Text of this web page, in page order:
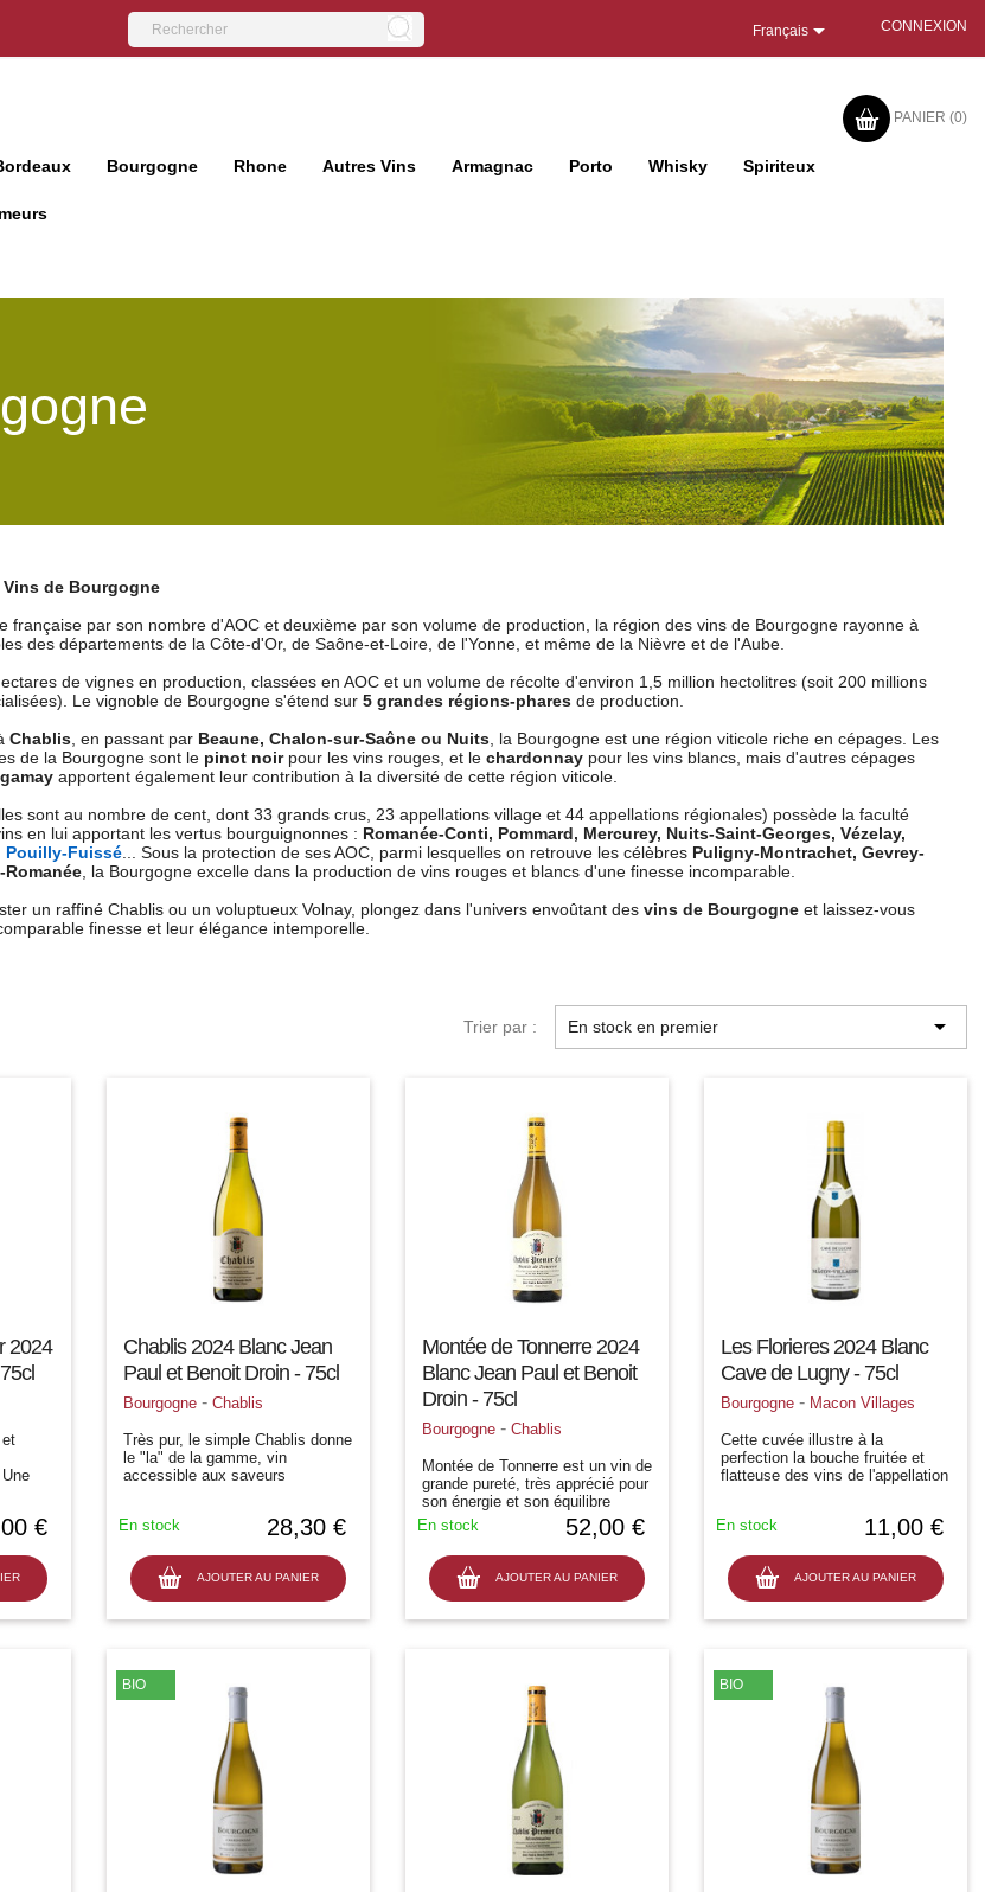
Français CONNEXION
PANIER (0)
Bourgogne Rhone Autres Vins Armagnac Porto Whisky Spiriteux
Vins de Bourgogne
française par son nombre d'AOC et deuxième par son volume de production, la région des vins de Bourgogne rayonne à
des départements de la Côte-d'Or, de Saône-et-Loire, de l'Yonne, et même de la Nièvre et de l'Aube.
de vignes en production, classées en AOC et un volume de récolte d'environ 1,5 million hectolitres (soit 200 millions
Le vignoble de Bourgogne s'étend sur 5 grandes régions-phares de production.
Chablis , en passant par Beaune, Chalon-sur-Saône ou Nuits , la Bourgogne est une région viticole riche en cépages. Les
de la Bourgogne sont le pinot noirpour les vins rouges, et le chardonnay pour les vins blancs, mais d'autres cépages
gamay apportent également leur contribution à la diversité de cette région viticole.
sont au nombre de cent, dont 33 grands crus, 23 appellations village et 44 appellations régionales) possède la faculté
en lui apportant les vertus bourguignonnes : Romanée-Conti, Pommard, Mercurey, Nuits-Saint-Georges, Vézelay,
Pouilly-Fuissé ... Sous la protection de ses AOC, parmi lesquelles on retrouve les célèbres Puligny-Montrachet, Gevrey-
Romanée , la Bourgogne excelle dans la production de vins rouges et blancs d'une finesse incomparable.
un raffiné Chablis ou un voluptueux Volnay, plongez dans l'univers envoûtant des vins de Bourgogne et laissez-vous
finesse et leur élégance intemporelle.
Trier par : En stock en premier 
2024
et
€
Chablis 2024 Blanc Jean
Paul et Benoit Droin - 75cl
Bourgogne - Chablis
Très pur, le simple Chablis donne
le "la" de la gamme, vin
accessible aux saveurs
le chablis offre du fruit en28,30 €
AJOUTER AU PANIER
En stock
Montée de Tonnerre 2024
Blanc Jean Paul et Benoit
Droin - 75cl
Bourgogne - Chablis
Montée de Tonnerre est un vin de
grande pureté, très apprécié pour
son énergie et son équilibre
acide/gras. Profondément
minéral, ce millésime 2024 est
un Chablis de grande facture :
fleurs...
52,00 €
AJOUTER AU PANIER
En stock
Les Florieres 2024 Blanc
Cave de Lugny - 75cl
Bourgogne - Macon Villages
Cette cuvée illustre à la
perfection la bouche fruitée et
flatteuse des vins de l'appellation
repas. A boire plutôt jeune pour...
11,00 €
AJOUTER AU PANIER
En stock
BIO BIO